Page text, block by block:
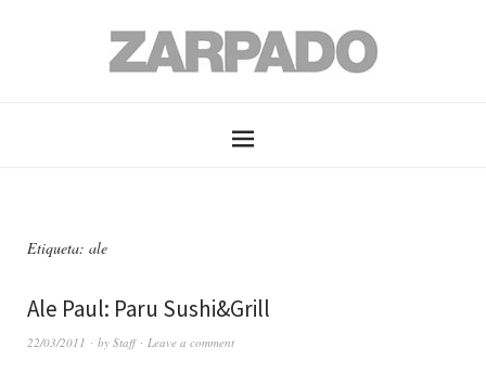
Etiqueta: ale
Ale Paul: Paru Sushi&Grill
22/03/2011 by Staff Leave a comment